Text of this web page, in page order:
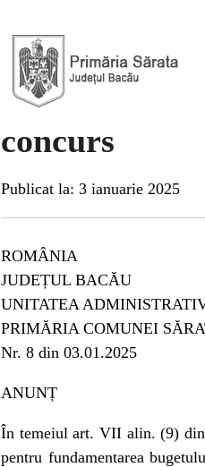
concurs
Publicat la: 3 ianuarie 2025
ROMÂNIA
JUDEȚUL BACĂU
UNITATEA
PRIMĂRIA COMUNEI
Nr. 8 din 03.01.2025
ANUNȚ
În temeiul art. VII alin. (9)
pentru fundamentarea